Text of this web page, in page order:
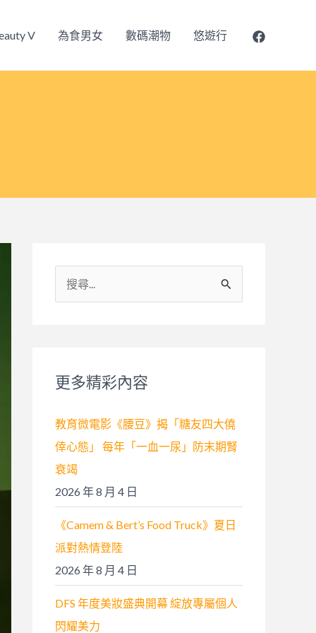
V 為食男女 數碼潮物 悠遊行
尋
:更多精彩內容
教育微電影《腰豆》揭「糖友四大僥
倖心態」 每年「一血一尿」防末期腎
衰竭
2026 年 8 月 4 日
《Camem & Bert’s Food Truck》夏日
派對熱情登陸
2026 年 8 月 4 日
DFS 年度美妝盛典開幕 綻放專屬個人
閃耀美力